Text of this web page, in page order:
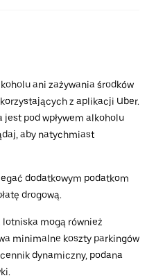
ani zażywania środków
z aplikacji Uber.
pod wpływem alkoholu
aby natychmiast
dodatkowym podatkom
drogową.
mogą również
minimalne koszty parkingów
dynamiczny, podana